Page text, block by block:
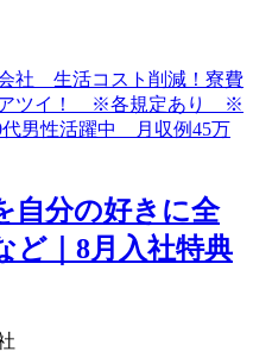
自分の好きに全
ど｜8月入社特典